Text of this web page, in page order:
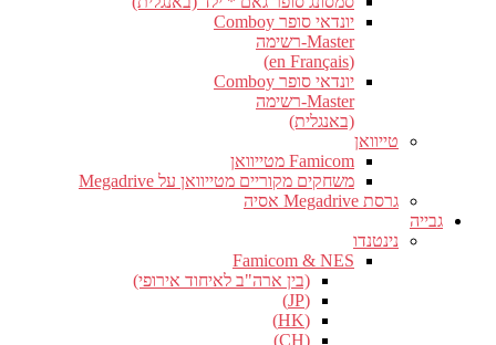
יונדאי סופר Comboy
Master-רשימה
(en Français)
יונדאי סופר Comboy
Master-רשימה
(באנגלית)
טייוואן
Famicom מטייוואן
משחקים מקוריים מטייוואן על Megadrive
גרסת Megadrive אסיה
גבייה
נינטנדו
Famicom & NES
(בין ארה"ב לאיחוד אירופי)
(JP)
(HK)
(CH)